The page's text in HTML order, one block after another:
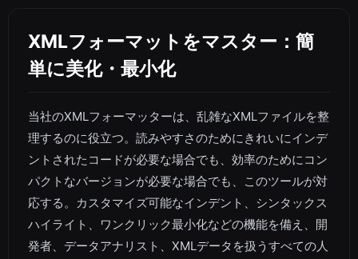
XMLフォーマットをマスター：簡
単に美化・最小化
当社のXMLフォーマッターは、乱雑なXMLファイルを整
理するのに役立つ。読みやすさのためにきれいにインデ
ントされたコードが必要な場合でも、効率のためにコン
パクトなバージョンが必要な場合でも、このツールが対
応する。カスタマイズ可能なインデント、シンタックス
ハイライト、ワンクリック最小化などの機能を備え、開
発者、データアナリスト、XMLデータを扱うすべての人